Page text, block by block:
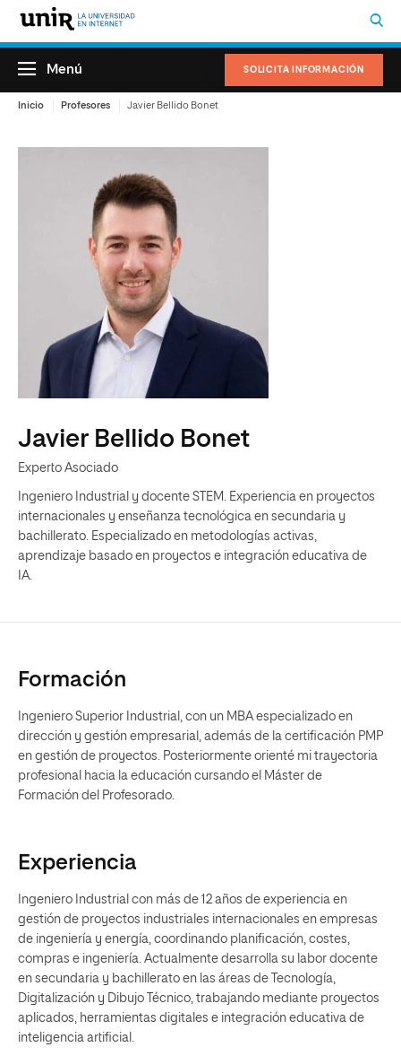
SOLICITA INFORMACIÓN
Menú
Inicio Profesores Javier Bellido Bonet
Javier Bellido Bonet
Experto Asociado
Ingeniero Industrial y docente STEM. Experiencia en proyectos
internacionales y enseñanza tecnológica en secundaria y
bachillerato. Especializado en metodologías activas,
aprendizaje basado en proyectos e integración educativa de
IA.
Formación
Ingeniero Superior Industrial, con un MBA especializado en
dirección y gestión empresarial, además de la certificación PMP
en gestión de proyectos. Posteriormente orienté mi trayectoria
profesional hacia la educación cursando el Máster de
Formación del Profesorado.
Experiencia
Ingeniero Industrial con más de 12 años de experiencia en
gestión de proyectos industriales internacionales en empresas
de ingeniería y energía, coordinando planificación, costes,
compras e ingeniería. Actualmente desarrolla su labor docente
en secundaria y bachillerato en las áreas de Tecnología,
Digitalización y Dibujo Técnico, trabajando mediante proyectos
aplicados, herramientas digitales e integración educativa de
inteligencia artificial.